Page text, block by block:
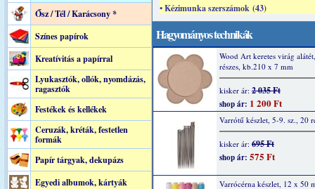
Ősz / Tél / Karácsony *
Színes papírok
Kreatívitás a papírral
Lyukasztók, ollók, nyomdázás,
ragasztók
Festékek és kellékek
Ceruzák, kréták, festetlen
formák
Papír tárgyak, dekupázs
Egyedi albumok, kártyák
• Kézimunka szerszámok (43)
Hagyományos technikák
Wood Art keretes virág
részes, kb.210 x 7 mm
kisker ár: 2 035 Ft
shop ár: 1 200 Ft
Varrótű készlet, 5-9. sz., 20
kisker ár: 695 Ft
shop ár: 575 Ft
Varrócérna készlet, 12 x 50